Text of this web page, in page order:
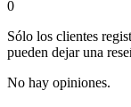
0
Sólo los clientes
pueden dejar una
No hay opiniones.